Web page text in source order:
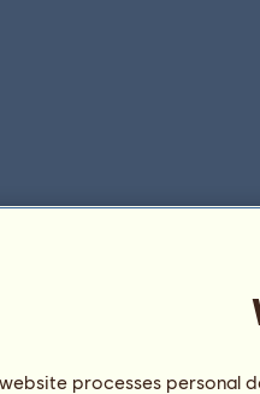
processes personal